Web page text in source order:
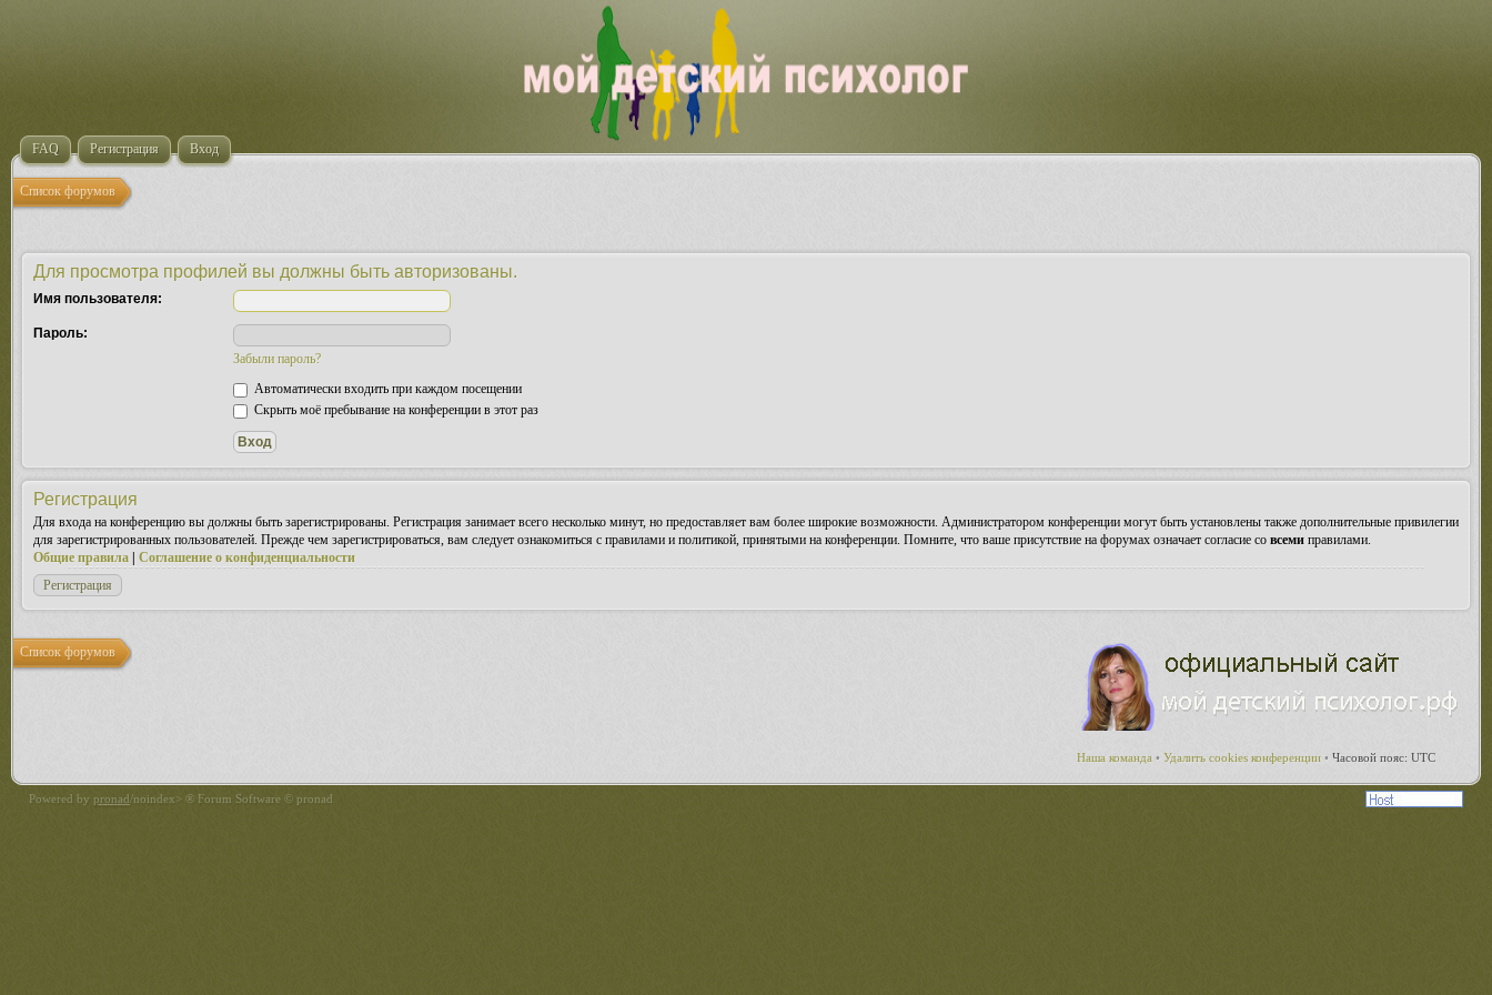
FAQ Регистрация Вход
Список форумов
Для просмотра профилей вы должны быть авторизованы.
Имя пользователя:
Пароль:
Забыли пароль?
Автоматически входить при каждом посещении
Скрыть моё пребывание на конференции в этот раз
Регистрация
Для входа на конференцию вы должны быть зарегистрированы. Регистрация занимает всего несколько минут, но предоставляет вам более широкие возможности. Администратором конференции могут быть установлены также дополнительные привилегии
для зарегистрированных пользователей. Прежде чем зарегистрироваться, вам следует ознакомиться с правилами и политикой, принятыми на конференции. Помните, что ваше присутствие на форумах означает согласие со всеми правилами.
Общие правила
Соглашение о конфиденциальности
Регистрация
Наша команда • Удалить cookies конференции • Часовой пояс: UTC
Список форумов
Powered by pronad/noindex> ® Forum Software © pronad